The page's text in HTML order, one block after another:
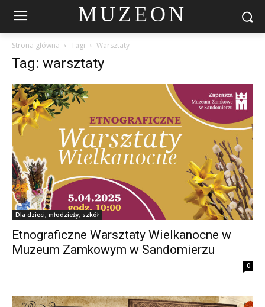
MUZEON
Strona główna Tagi Warsztaty
Tag: warsztaty
Dla dzieci, młodzieży, szkół
Etnograficzne Warsztaty Wielkanocne w
Muzeum Zamkowym w Sandomierzu
0